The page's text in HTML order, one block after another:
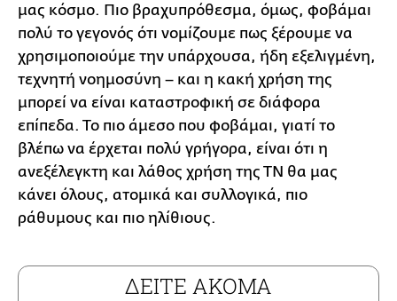
μας κόσμο. Πιο βραχυπρόθεσμα, όμως, φοβάμαι
πολύ το γεγονός ότι νομίζουμε πως ξέρουμε να
χρησιμοποιούμε την υπάρχουσα, ήδη εξελιγμένη,
τεχνητή νοημοσύνη – και η κακή χρήση της
μπορεί να είναι καταστροφική σε διάφορα
επίπεδα. Το πιο άμεσο που φοβάμαι, γιατί το
βλέπω να έρχεται πολύ γρήγορα, είναι ότι η
ανεξέλεγκτη και λάθος χρήση της ΤΝ θα μας
κάνει όλους, ατομικά και συλλογικά, πιο
ράθυμους και πιο ηλίθιους.
ΔΕΙΤΕ ΑΚΟΜΑ